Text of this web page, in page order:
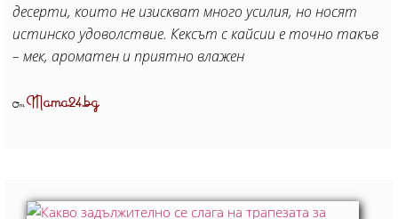
десерти, които не изискват много усилия, но носят
истинско удоволствие. Кексът с кайсии е точно такъв
– мек, ароматен и приятно влажен
ОтMama24.bg